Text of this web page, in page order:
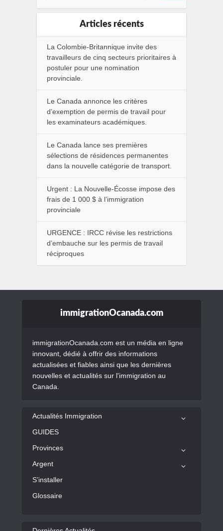
Articles récents
La Colombie-Britannique invite des
travailleurs de cinq secteurs prioritaires à
postuler pour une nomination
provinciale.
Le Canada annonce les critères
d’exemption de permis de travail pour
les examinateurs académiques.
Le Canada lance ses premières
sélections de résidences permanentes
dans la nouvelle catégorie de transport.
Urgent : La Nouvelle-Écosse impose des
frais de 1 000 $ à l’immigration
provinciale
URGENCE : IRCC révise les restrictions
d’embauche sur les permis de travail
réciproques
immigrationOcanada.com
immigrationOcanada.com est un média en ligne
innovant, dédié à offrir des informations
actualisées et fiables ainsi que les dernières
nouvelles et actualités sur l'immigration au
Canada.
Actualités Immigration
GUIDES
Provinces
Argent
S’installer
Glossaire